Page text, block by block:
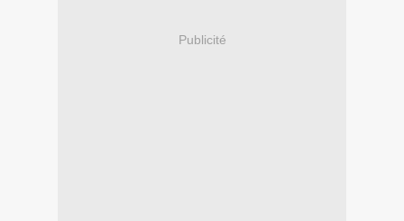
Publicité